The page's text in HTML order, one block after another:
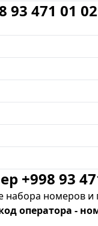
471 01 02
+998 93
номеров и
оператора -